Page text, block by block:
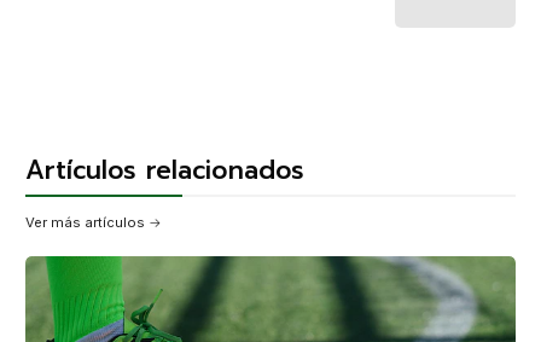
Artículos relacionados
Ver más artículos